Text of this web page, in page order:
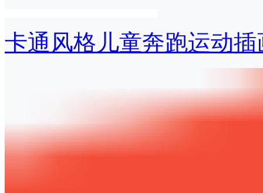
卡通风格儿童奔跑运动插